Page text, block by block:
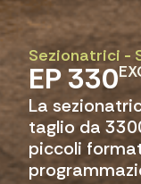
Sezionatrici -
EP 330
La
taglio da
piccoli